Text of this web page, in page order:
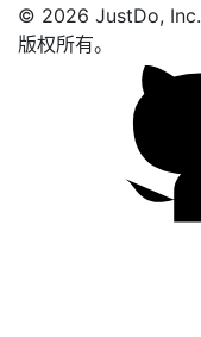
© 2026 JustDo, Inc.
版权所有。